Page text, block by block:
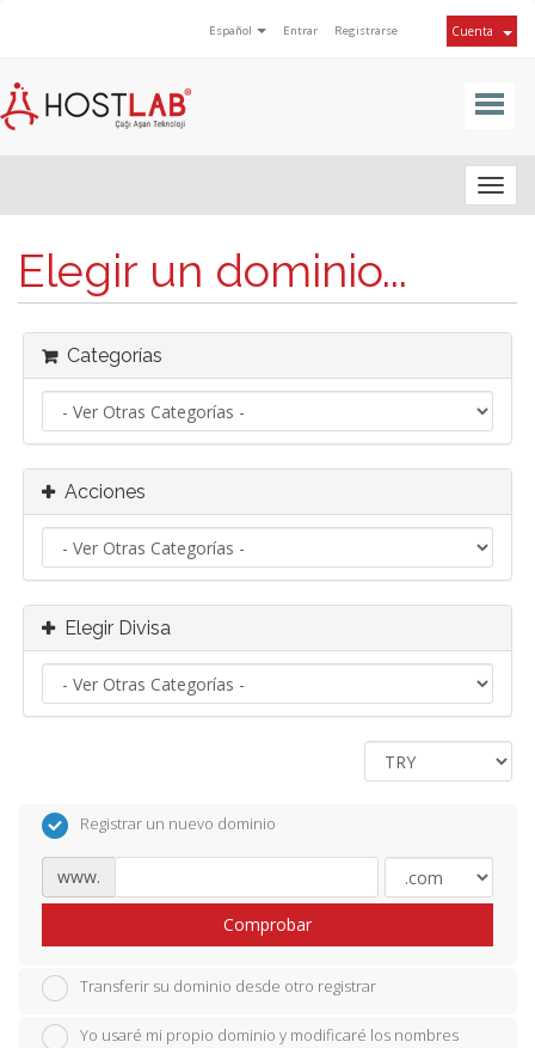
Español Entrar Registrarse Cuenta
Elegir un dominio...
Categorías
Acciones
Elegir Divisa
Registrar un nuevo dominio
www.
Comprobar
Transferir su dominio desde otro registrar
Yo usaré mi propio dominio y modificaré los nombres